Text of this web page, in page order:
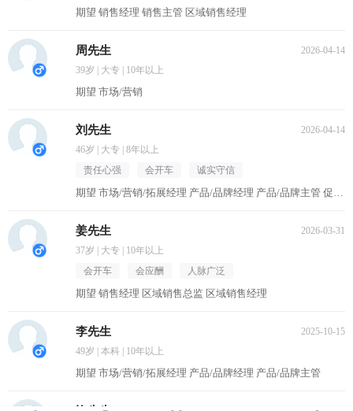
期望 销售经理 销售主管 区域销售经理
周先生
2026-04-14
39岁 | 大专 | 10年以上
期望 市场/营销
刘先生
2026-04-14
46岁 | 大专 | 8年以上
责任心强
会开车 诚实守信
期望 市场/营销/拓展经理 产品/品牌经理 产品/品牌主管 促销主管/督导 区域销售经理
姜先生
2026-03-31
37岁 | 大专 | 10年以上
会开车
会应酬 人脉广泛
期望 销售经理 区域销售总监 区域销售经理
李先生
2025-10-15
49岁 | 本科 | 10年以上
期望 市场/营销/拓展经理 产品/品牌经理 产品/品牌主管